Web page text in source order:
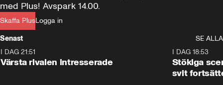
Skaffa PlusLogga in
med Plus! Avspark 14.00.
Senast
SE ALLA
I DAG 21:51
Värsta rivalen intresserade
I DAG 18:53
Stökiga
svit